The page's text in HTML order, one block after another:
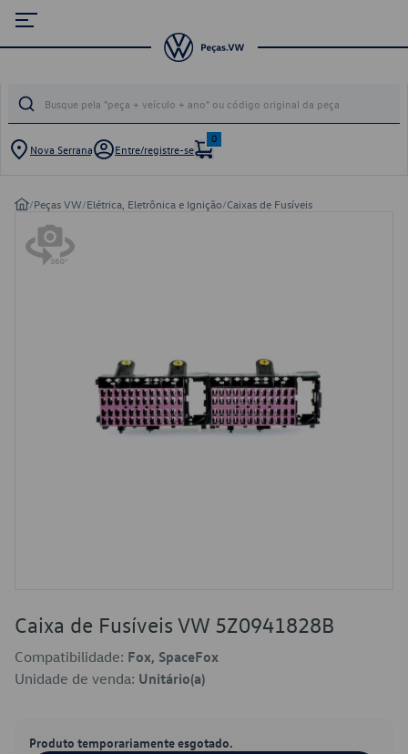
Nova Serrana Entre/registre-se
0
/Peças VW/Elétrica, Eletrônica e Ignição/Caixas de Fusíveis
Caixa de Fusíveis VW 5Z0941828B
Compatibilidade: Fox, SpaceFox
Unidade de venda: Unitário(a)
Produto temporariamente esgotado.